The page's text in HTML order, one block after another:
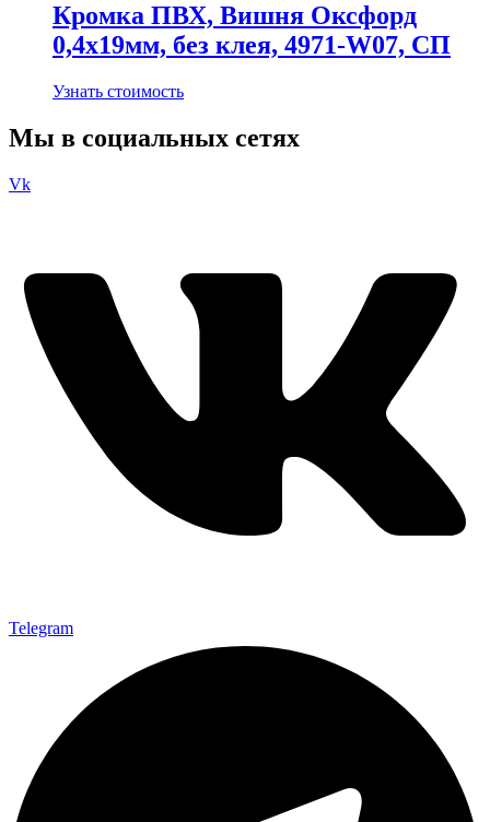
Кромка ПВХ, Вишня Оксфорд
0,4х19мм, без клея, 4971-W07, СП
Узнать стоимость
Мы в социальных сетях
Vk
Telegram